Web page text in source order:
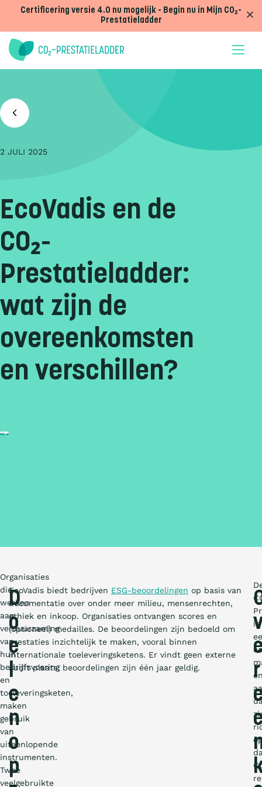
Certificering versie 4.0 nu mogelijk - Begin nu in Mijn CO₂-
Prestatieladder
2 JULI 2025
EcoVadis en de
CO₂-
Prestatieladder:
wat zijn de
overeenkomsten
en verschillen?
Organisaties
die
werken
aan
verduurzaming
van
hun
bedrijfsvoering
en
toeleveringsketen,
maken
gebruik
van
uiteenlopende
instrumenten.
Twee
veelgebruikte
D
o
e
l
e
n
o
p
EcoVadis biedt bedrijven ESG-beoordelingen op basis van
documentatie over onder meer milieu, mensenrechten,
ethiek en inkoop. Organisaties ontvangen scores en
(optioneel) medailles. De beoordelingen zijn bedoeld om
prestaties inzichtelijk te maken, vooral binnen
internationale toeleveringsketens. Er vindt geen externe
audit plaats; beoordelingen zijn één jaar geldig.
is
r